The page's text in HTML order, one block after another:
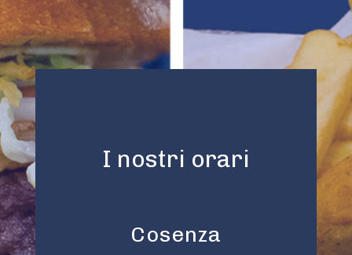
I nostri orari
Cosenza